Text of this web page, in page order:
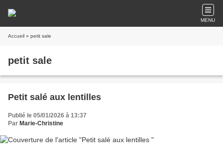
MENU
Accueil » petit sale
petit sale
Petit salé aux lentilles
Publié le 05/01/2026 à 13:37
Par Marie-Christine